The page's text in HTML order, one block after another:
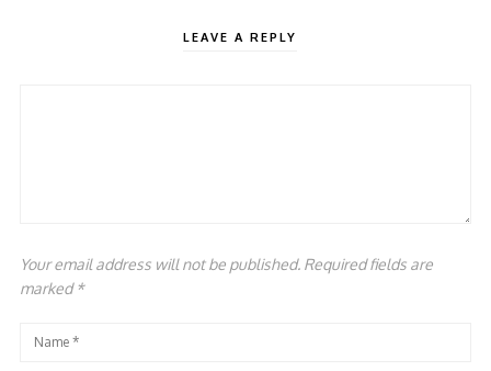
LEAVE A REPLY
Your email address will not be published. Required fields are
marked*